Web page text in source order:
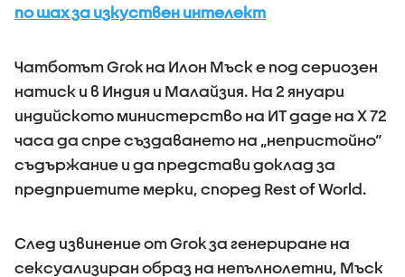
по шах за изкуствен интелект
Чатботът Grok на Илон Мъск е под сериозен
натиск и в Индия и Малайзия. На 2 януари
индийското министерство на ИТ даде на X 72
часа да спре създаването на „непристойно“
съдържание и да представи доклад за
предприетите мерки, според Rest of World.
След извинение от Grok за генериране на
сексуализиран образ на непълнолетни, Мъск